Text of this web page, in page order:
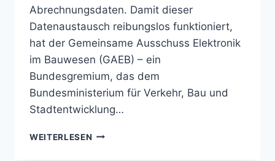
Abrechnungsdaten. Damit dieser
Datenaustausch reibungslos funktioniert,
hat der Gemeinsame Ausschuss Elektronik
im Bauwesen (GAEB) – ein
Bundesgremium, das dem
Bundesministerium für Verkehr, Bau und
Stadtentwicklung…
WEITERLESEN WAS